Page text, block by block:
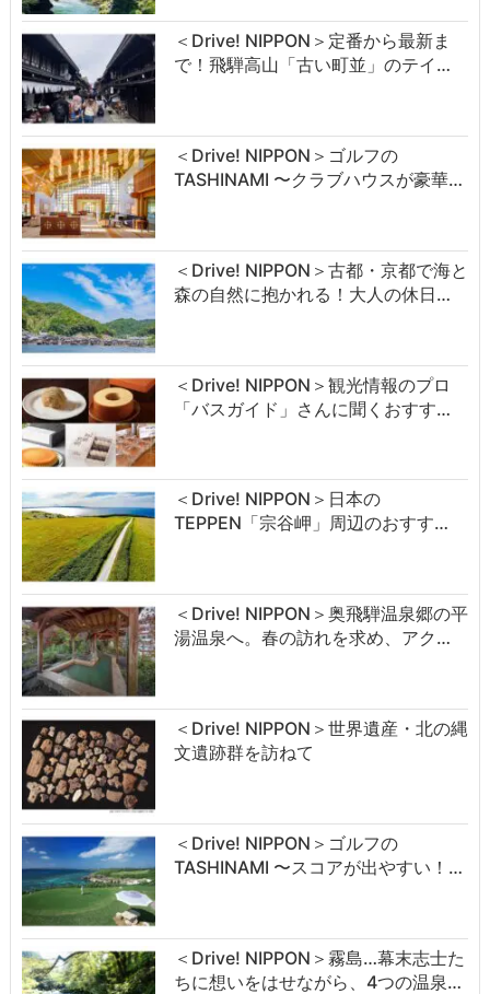
＜Drive! NIPPON＞定番から最新ま
で！飛騨高山「古い町並」のテイ…
＜Drive! NIPPON＞ゴルフの
TASHINAMI 〜クラブハウスが豪華…
＜Drive! NIPPON＞古都・京都で海と
森の自然に抱かれる！大人の休日…
＜Drive! NIPPON＞観光情報のプロ
「バスガイド」さんに聞くおすす…
＜Drive! NIPPON＞日本の
TEPPEN「宗谷岬」周辺のおすす…
＜Drive! NIPPON＞奥飛騨温泉郷の平
湯温泉へ。春の訪れを求め、アク…
＜Drive! NIPPON＞世界遺産・北の縄
文遺跡群を訪ねて
＜Drive! NIPPON＞ゴルフの
TASHINAMI 〜スコアが出やすい！…
＜Drive! NIPPON＞霧島…幕末志士た
ちに想いをはせながら、4つの温泉…